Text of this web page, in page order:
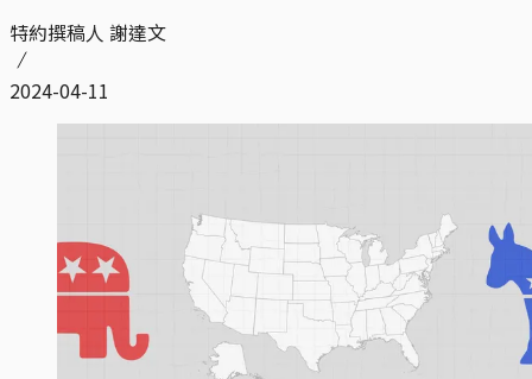
特約撰稿人 謝達文
2024-04-11